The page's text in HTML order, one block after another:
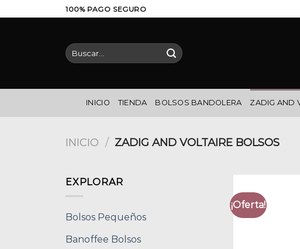
al
100% PAGO SEGURO
Buscar
por:
INICIO TIENDA BOLSOS BANDOLERA ZADIG AND
INICIO / ZADIG AND VOLTAIRE BOLSOS
EXPLORAR
Bolsos Pequeños
Banoffee Bolsos
¡Oferta!